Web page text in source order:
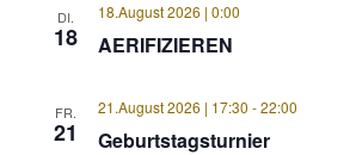
DI.
18 AERIFIZIEREN
18.August 2026 | 0:00
FR.
21 Geburtstagsturnier
21.August 2026 | 17:30 -22:00